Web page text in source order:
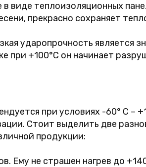
виде теплоизоляционных
прекрасно сохраняет
ударопрочность является
при +100°C он начинает
при условиях -60° C –
Стоит выделить две
продукции:
Ему не страшен нагрев до